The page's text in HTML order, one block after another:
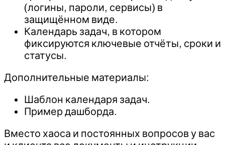
(логины, пароли, сервисы) в
защищённом виде.
Календарь задач, в котором
фиксируются ключевые отчёты, сроки и
статусы.
Дополнительные материалы:
Шаблон календаря задач.
Пример дашборда.
Вместо хаоса и постоянных вопросов у вас